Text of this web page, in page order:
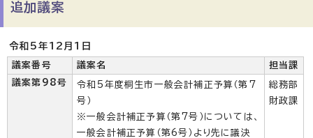
追加議案
令和5年12月1日
議案番号 議案名
担当課
議案第98号
令和5年度桐生市一般会計補正予算（第7
号）
※一般会計補正予算（第7号）については、
一般会計補正予算（第6号）より先に議決
総務部
財政課